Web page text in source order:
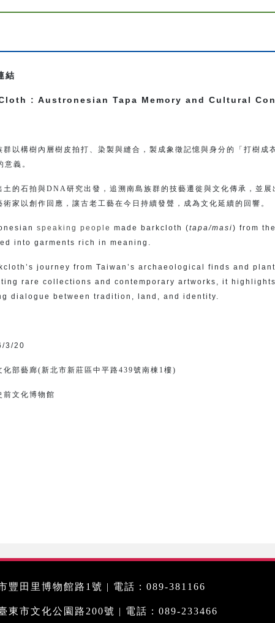
結
: Austronesian Tapa Memory and Cultural
群以構樹內層樹皮拍打、染製與縫合，製成象徵記憶與身分的「打樹
義。
的石拍與DNA研究出發，追溯南島族群的技藝遷徙與文化傳承，並
家以創作回應，讓古老工藝在今日持續發聲，成為文化延續的回響。
speaking people made barkcloth (tapa/masi) from
into garments rich in meaning.
journey from Taiwan’s archaeological finds and
rare collections and contemporary artworks, it
dialogue between tradition, land, and identity.
3/20
化部藝廊(新北市新莊區中平路439號南棟1樓)
前文化博物館
豐田里博物館路1號 | 電話：089-381166
東市文化公園路200號 | 電話：089-233466